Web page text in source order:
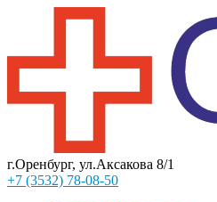
г.Оренбург, ул.Аксакова 8/1
+7 (3532) 78-08-50